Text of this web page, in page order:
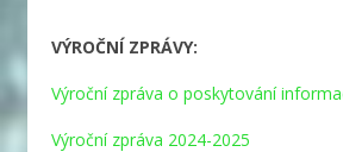
VÝROČNÍ ZPRÁVY:
Výroční zpráva o poskytování
Výroční zpráva 2024-2025